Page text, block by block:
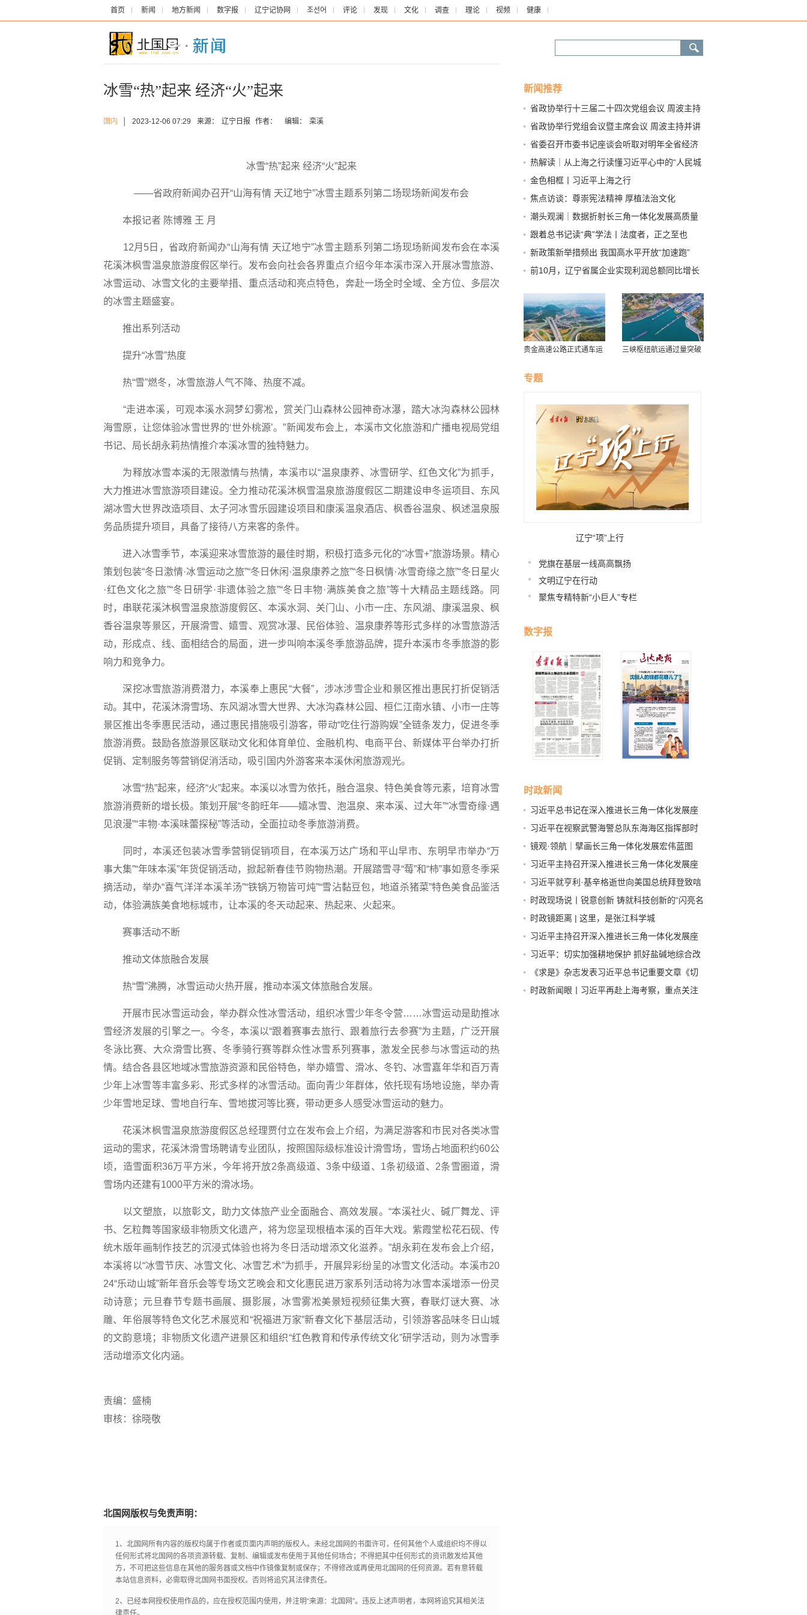
首页 新闻 地方新闻 数字报 辽宁记协网 조선어 评论 发现 文化 调查 理论 视频 健康
冰雪“热”起来 经济“火”起来
国内 2023-12-06 07:29 来源： 辽宁日报 作者： 编辑： 栾溪
冰雪“热”起来 经济“火”起来
——省政府新闻办召开“山海有情 天辽地宁”冰雪主题系列第二场现场新闻发布会
本报记者 陈博雅 王 月
12月5日，省政府新闻办“山海有情 天辽地宁”冰雪主题系列第二场现场新闻发布会在本溪
花溪沐枫雪温泉旅游度假区举行。发布会向社会各界重点介绍今年本溪市深入开展冰雪旅游、
冰雪运动、冰雪文化的主要举措、重点活动和亮点特色，奔赴一场全时全域、全方位、多层次
的冰雪主题盛宴。
推出系列活动
提升“冰雪”热度
热“雪”燃冬，冰雪旅游人气不降、热度不减。
“走进本溪，可观本溪水洞梦幻雾凇，赏关门山森林公园神奇冰瀑，踏大冰沟森林公园林
海雪原，让您体验冰雪世界的‘世外桃源’。”新闻发布会上，本溪市文化旅游和广播电视局党组
书记、局长胡永莉热情推介本溪冰雪的独特魅力。
为释放冰雪本溪的无限激情与热情，本溪市以“温泉康养、冰雪研学、红色文化”为抓手，
大力推进冰雪旅游项目建设。全力推动花溪沐枫雪温泉旅游度假区二期建设申冬运项目、东风
湖冰雪大世界改造项目、太子河冰雪乐园建设项目和康溪温泉酒店、枫香谷温泉、枫述温泉服
务品质提升项目，具备了接待八方来客的条件。
进入冰雪季节，本溪迎来冰雪旅游的最佳时期，积极打造多元化的“冰雪+”旅游场景。精心
策划包装“冬日激情·冰雪运动之旅”“冬日休闲·温泉康养之旅”“冬日枫情·冰雪奇缘之旅”“冬日星火
·红色文化之旅”“冬日研学·非遗体验之旅”“冬日丰物·满族美食之旅”等十大精品主题线路。同
时，串联花溪沐枫雪温泉旅游度假区、本溪水洞、关门山、小市一庄、东风湖、康溪温泉、枫
香谷温泉等景区，开展滑雪、嬉雪、观赏冰瀑、民俗体验、温泉康养等形式多样的冰雪旅游活
动，形成点、线、面相结合的局面，进一步叫响本溪冬季旅游品牌，提升本溪市冬季旅游的影
响力和竞争力。
深挖冰雪旅游消费潜力，本溪奉上惠民“大餐”，涉冰涉雪企业和景区推出惠民打折促销活
动。其中，花溪沐滑雪场、东风湖冰雪大世界、大冰沟森林公园、桓仁江南水镇、小市一庄等
景区推出冬季惠民活动，通过惠民措施吸引游客，带动“吃住行游购娱”全链条发力，促进冬季
旅游消费。鼓励各旅游景区联动文化和体育单位、金融机构、电商平台、新媒体平台举办打折
促销、定制服务等营销促消活动，吸引国内外游客来本溪休闲旅游观光。
冰雪“热”起来，经济“火”起来。本溪以冰雪为依托，融合温泉、特色美食等元素，培育冰雪
旅游消费新的增长极。策划开展“冬韵旺年——嬉冰雪、泡温泉、来本溪、过大年”“冰雪奇缘·遇
见浪漫”“丰物·本溪味蕾探秘”等活动，全面拉动冬季旅游消费。
同时，本溪还包装冰雪季营销促销项目，在本溪万达广场和平山早市、东明早市举办“万
事大集”“年味本溪”年货促销活动，掀起新春佳节购物热潮。开展踏雪寻“莓”和“柿”事如意冬季采
摘活动，举办“喜气洋洋本溪羊汤”“铁锅万物皆可炖”“雪沾黏豆包，地道杀猪菜”特色美食品鉴活
动，体验满族美食地标城市，让本溪的冬天动起来、热起来、火起来。
赛事活动不断
推动文体旅融合发展
热“雪”沸腾，冰雪运动火热开展，推动本溪文体旅融合发展。
开展市民冰雪运动会，举办群众性冰雪活动，组织冰雪少年冬令营……冰雪运动是助推冰
雪经济发展的引擎之一。今冬，本溪以“跟着赛事去旅行、跟着旅行去参赛”为主题，广泛开展
冬泳比赛、大众滑雪比赛、冬季骑行赛等群众性冰雪系列赛事，激发全民参与冰雪运动的热
情。结合各县区地域冰雪旅游资源和民俗特色，举办嬉雪、滑冰、冬钓、冰雪嘉年华和百万青
少年上冰雪等丰富多彩、形式多样的冰雪活动。面向青少年群体，依托现有场地设施，举办青
少年雪地足球、雪地自行车、雪地拔河等比赛，带动更多人感受冰雪运动的魅力。
花溪沐枫雪温泉旅游度假区总经理贾付立在发布会上介绍，为满足游客和市民对各类冰雪
运动的需求，花溪沐滑雪场聘请专业团队，按照国际级标准设计滑雪场，雪场占地面积约60公
顷，造雪面积36万平方米，今年将开放2条高级道、3条中级道、1条初级道、2条雪圈道，滑
雪场内还建有1000平方米的滑冰场。
以文塑旅，以旅彰文，助力文体旅产业全面融合、高效发展。“本溪社火、碱厂舞龙、评
书、乞粒舞等国家级非物质文化遗产，将为您呈现根植本溪的百年大戏。紫霞堂松花石砚、传
统木版年画制作技艺的沉浸式体验也将为冬日活动增添文化滋养。”胡永莉在发布会上介绍，
本溪将以“冰雪节庆、冰雪文化、冰雪艺术”为抓手，开展异彩纷呈的冰雪文化活动。本溪市20
24“乐动山城”新年音乐会等专场文艺晚会和文化惠民进万家系列活动将为冰雪本溪增添一份灵
动诗意；元旦春节专题书画展、摄影展，冰雪雾凇美景短视频征集大赛，春联灯谜大赛、冰
雕、年俗展等特色文化艺术展览和“祝福进万家”新春文化下基层活动，引领游客品味冬日山城
的文韵意境；非物质文化遗产进景区和组织“红色教育和传承传统文化”研学活动，则为冰雪季
活动增添文化内涵。
责编：盛楠
审核：徐晓敬
北国网版权与免责声明：
1、北国网所有内容的版权均属于作者或页面内声明的版权人。未经北国网的书面许可，任何其他个人或组织均不得以
任何形式将北国网的各项资源转载、复制、编辑或发布使用于其他任何场合；不得把其中任何形式的资讯散发给其他
方，不可把这些信息在其他的服务器或文档中作镜像复制或保存；不得修改或再使用北国网的任何资源。若有意转载
本站信息资料，必需取得北国网书面授权。否则将追究其法律责任。
2、已经本网授权使用作品的，应在授权范围内使用，并注明“来源：北国网”。违反上述声明者，本网将追究其相关法
律责任。
新闻推荐
省政协举行十三届二十四次党组会议 周波主持
并讲话
省政协举行党组会议暨主席会议 周波主持并讲
省委召开市委书记座谈会听取对明年全省经济
工作意见建议
热解读｜从上海之行读懂习近平心中的“人民城
市”
金色相框丨习近平上海之行
焦点访谈：尊崇宪法精神 厚植法治文化
潮头观澜｜数据折射长三角一体化发展高质量
底色
跟着总书记读“典”学法丨法度者，正之至也
新政策新举措频出 我国高水平开放“加速跑”
前10月，辽宁省属企业实现利润总额同比增长
贵金高速公路正式通车运
三峡枢纽航运通过量突破
专题
辽宁“项”上行
党旗在基层一线高高飘扬
文明辽宁在行动
聚焦专精特新“小巨人”专栏
数字报
时政新闻
习近平总书记在深入推进长三角一体化发展座
谈会上的重要讲话振奋人心、指引方向
习近平在视察武警海警总队东海海区指挥部时
强调 把握海警力量建设运用特点规律 提高海上
维权执法能力
镜观·领航｜擘画长三角一体化发展宏伟蓝图
习近平主持召开深入推进长三角一体化发展座
谈会
习近平就亨利·基辛格逝世向美国总统拜登致唁
电
时政现场说丨锐意创新 铸就科技创新的“闪亮名
片”
时政镜距离 | 这里，是张江科学城
习近平主持召开深入推进长三角一体化发展座
谈会
习近平：切实加强耕地保护 抓好盐碱地综合改
造利用
《求是》杂志发表习近平总书记重要文章《切
实加强耕地保护 抓好盐碱地综合改造利用》
时政新闻眼丨习近平再赴上海考察，重点关注